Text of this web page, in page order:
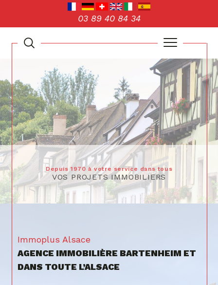
03 89 40 84 34
Depuis 1970 à votre service dans tous
VOS PROJETS IMMOBILIERS
Immoplus Alsace
AGENCE IMMOBILIÈRE BARTENHEIM ET
DANS TOUTE L’ALSACE